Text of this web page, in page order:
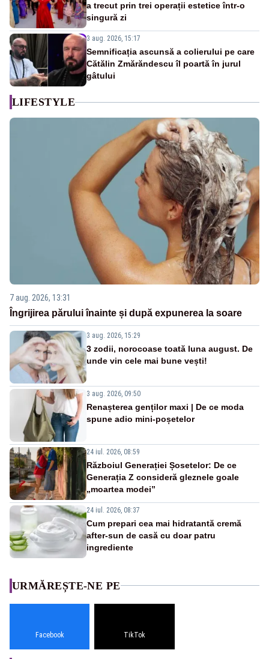
a trecut prin trei operații estetice într-o
singură zi
3 aug. 2026, 15:17
Semnificația ascunsă a colierului pe care
Cătălin Zmărăndescu îl poartă în jurul
gâtului
LIFESTYLE
7 aug. 2026, 13:31
Îngrijirea părului înainte și după expunerea la soare
3 aug. 2026, 15:29
3 zodii, norocoase toată luna august. De
unde vin cele mai bune vești!
3 aug. 2026, 09:50
Renașterea genților maxi | De ce moda
spune adio mini-poșetelor
24 iul. 2026, 08:59
Războiul Generației Șosetelor: De ce
Generația Z consideră gleznele goale
„moartea modei”
24 iul. 2026, 08:37
Cum prepari cea mai hidratantă cremă
after-sun de casă cu doar patru
ingrediente
URMĂREȘTE-NE PE
Facebook TikTok